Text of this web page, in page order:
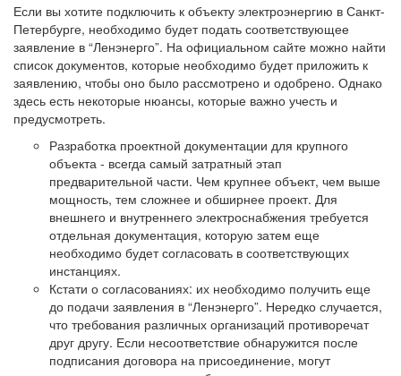
Если вы хотите подключить к объекту электроэнергию в Санкт-
Петербурге, необходимо будет подать соответствующее
заявление в “Ленэнерго”. На официальном сайте можно найти
список документов, которые необходимо будет приложить к
заявлению, чтобы оно было рассмотрено и одобрено. Однако
здесь есть некоторые нюансы, которые важно учесть и
предусмотреть.
Разработка проектной документации для крупного
объекта - всегда самый затратный этап
предварительной части. Чем крупнее объект, чем выше
мощность, тем сложнее и обширнее проект. Для
внешнего и внутреннего электроснабжения требуется
отдельная документация, которую затем еще
необходимо будет согласовать в соответствующих
инстанциях.
Кстати о согласованиях: их необходимо получить еще
до подачи заявления в “Ленэнерго”. Нередко случается,
что требования различных организаций противоречат
друг другу. Если несоответствие обнаружится после
подписания договора на присоединение, могут